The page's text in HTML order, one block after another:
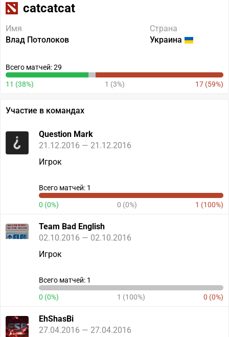
catcatcat
Имя
Влад Потолоков
Страна
Украина
Всего матчей: 29
11 (38%) 1 (3%) 17 (59%)
Участие в командах
Question Mark
21.12.2016 — 21.12.2016
Игрок
Всего матчей: 1
0 (0%) 0 (0%) 1 (100%)
Team Bad English
02.10.2016 — 02.10.2016
Игрок
Всего матчей: 1
0 (0%) 1 (100%) 0 (0%)
EhShasBi
27.04.2016 — 27.04.2016